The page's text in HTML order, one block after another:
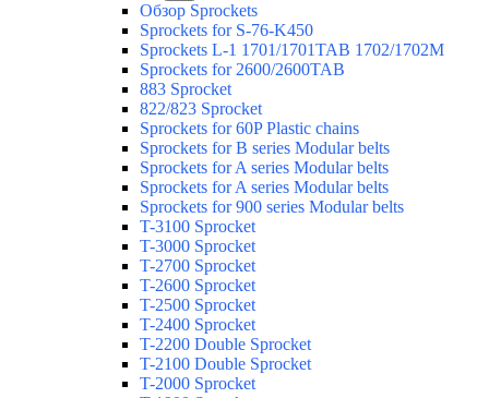
Обзор Sprockets
Sprockets for S-76-K450
Sprockets L-1 1701/1701TAB 1702/1702M
Sprockets for 2600/2600TAB
883 Sprocket
822/823 Sprocket
Sprockets for 60P Plastic chains
Sprockets for B series Modular belts
Sprockets for A series Modular belts
Sprockets for A series Modular belts
Sprockets for 900 series Modular belts
T-3100 Sprocket
T-3000 Sprocket
T-2700 Sprocket
T-2600 Sprocket
T-2500 Sprocket
T-2400 Sprocket
T-2200 Double Sprocket
T-2100 Double Sprocket
T-2000 Sprocket